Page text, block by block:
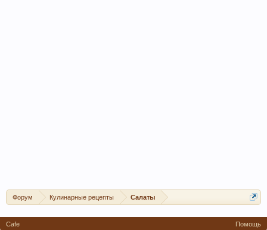
Форум Кулинарные рецепты Салаты
Cafe Помощь